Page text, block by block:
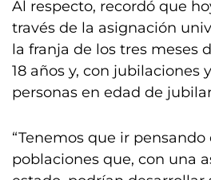
Al respecto, recordó que
través de la asignación
la franja de los tres meses
18 años y, con jubilaciones
personas en edad de
“Tenemos que ir pensando
poblaciones que, con una